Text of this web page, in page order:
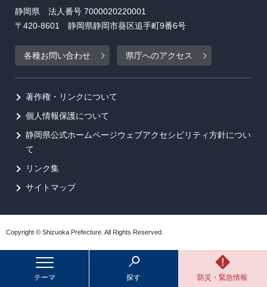
テーマ 探す 防災・緊急情報
静岡県 法人番号 7000020220001
〒420-8601 静岡県静岡市葵区追手町9番6号
各種お問い合わせ 県庁へのアクセス
著作権・リンクについて
個人情報保護について
静岡県公式ホームページウェブアクセシビリティ方針につい
て
リンク集
サイトマップ
Copyright © Shizuoka Prefecture. All Rights Reserved.